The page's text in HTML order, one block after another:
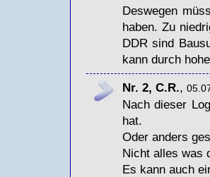
Deswegen
haben. Zu
DDR sind
kann durch
Nr. 2, C.R.,
Nach dieser
hat.
Oder anders
Nicht alles was
Es kann auch